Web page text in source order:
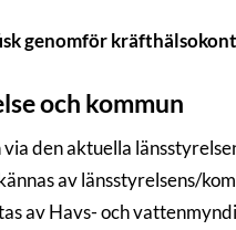
genomför
och kommun
den aktuella
av länsstyrelsens/
av Havs- och